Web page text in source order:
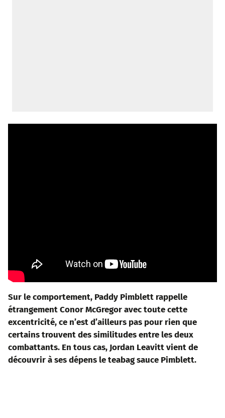
Sur le comportement, Paddy Pimblett rappelle
étrangement Conor McGregor avec toute cette
excentricité, ce n’est d’ailleurs pas pour rien que
certains trouvent des similitudes entre les deux
combattants. En tous cas, Jordan Leavitt vient de
découvrir à ses dépens le teabag sauce Pimblett.